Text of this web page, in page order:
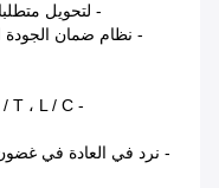
- لتحويل
- T / T ، L / C ، ضمان التجارة علي ، ويسترن يونيون.